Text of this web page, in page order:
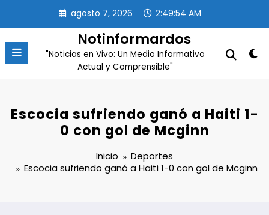
contenido
agosto 7, 2026 2:49:54 AM
Notinformardos
"Noticias en Vivo: Un Medio Informativo
Actual y Comprensible"
Escocia sufriendo ganó a Haiti 1-
0 con gol de Mcginn
Inicio
Deportes
Escocia sufriendo ganó a Haiti 1-0 con gol de Mcginn